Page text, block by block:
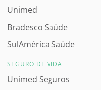
Unimed
Bradesco Saúde
SulAmérica Saúde
SEGURO DE VIDA
Unimed Seguros